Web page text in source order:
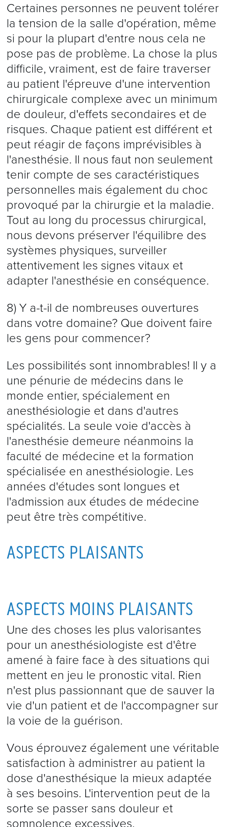
Certaines personnes ne peuvent tolérer
la tension de la salle d'opération, même
si pour la plupart d'entre nous cela ne
pose pas de problème. La chose la plus
difficile, vraiment, est de faire traverser
au patient l'épreuve d'une intervention
chirurgicale complexe avec un minimum
de douleur, d'effets secondaires et de
risques. Chaque patient est différent et
peut réagir de façons imprévisibles à
l'anesthésie. Il nous faut non seulement
tenir compte de ses caractéristiques
personnelles mais également du choc
provoqué par la chirurgie et la maladie.
Tout au long du processus chirurgical,
nous devons préserver l'équilibre des
systèmes physiques, surveiller
attentivement les signes vitaux et
adapter l'anesthésie en conséquence.
8) Y a-t-il de nombreuses ouvertures
dans votre domaine? Que doivent faire
les gens pour commencer?
Les possibilités sont innombrables! Il y a
une pénurie de médecins dans le
monde entier, spécialement en
anesthésiologie et dans d'autres
spécialités. La seule voie d'accès à
l'anesthésie demeure néanmoins la
faculté de médecine et la formation
spécialisée en anesthésiologie. Les
années d'études sont longues et
l'admission aux études de médecine
peut être très compétitive.
ASPECTS PLAISANTS
ASPECTS MOINS PLAISANTS
Une des choses les plus valorisantes
pour un anesthésiologiste est d'être
amené à faire face à des situations qui
mettent en jeu le pronostic vital. Rien
n'est plus passionnant que de sauver la
vie d'un patient et de l'accompagner sur
la voie de la guérison.
Vous éprouvez également une véritable
satisfaction à administrer au patient la
dose d'anesthésique la mieux adaptée
à ses besoins. L'intervention peut de la
sorte se passer sans douleur et
somnolence excessives.